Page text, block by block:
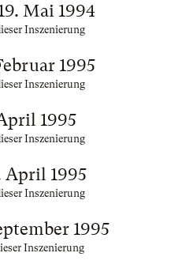
Mai 1994
Inszenierung
1995
Inszenierung
1995
Inszenierung
April 1995
Inszenierung
1995
Inszenierung